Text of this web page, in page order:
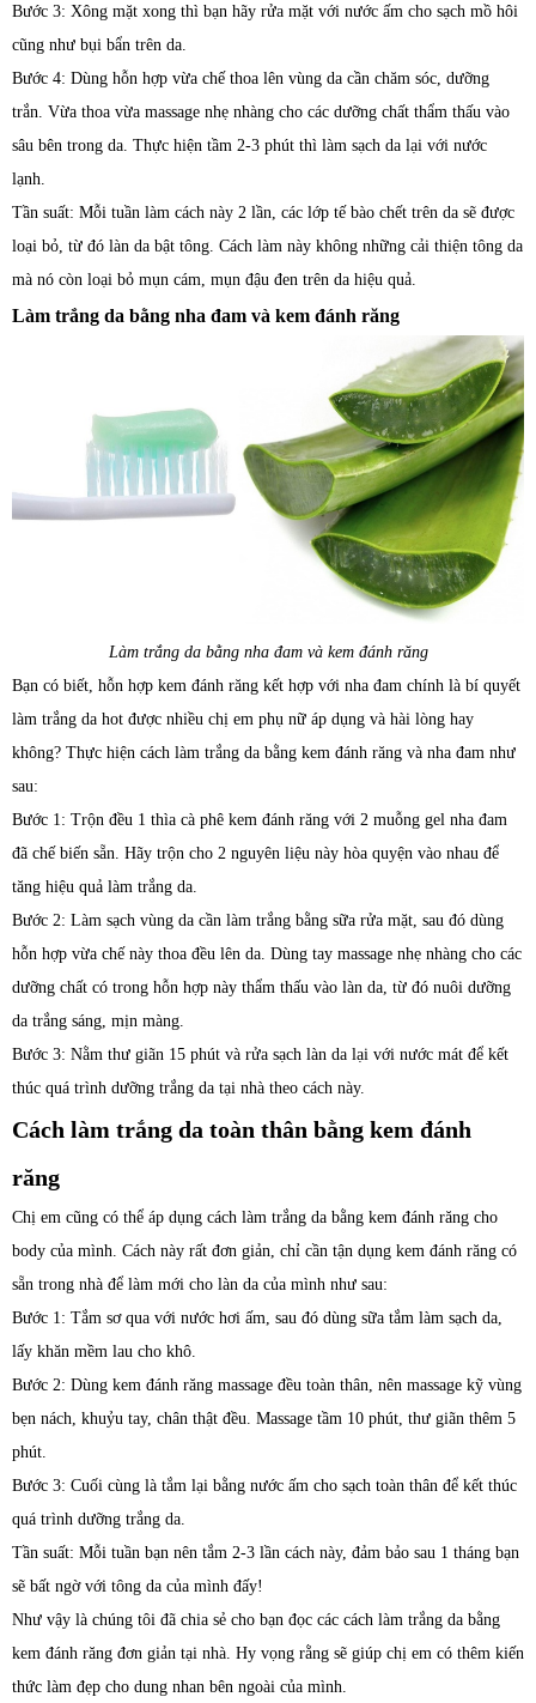
Bước 3: Xông mặt xong thì bạn hãy rửa mặt với nước ấm cho sạch mồ hôi
cũng như bụi bẩn trên da.
Bước 4: Dùng hỗn hợp vừa chế thoa lên vùng da cần chăm sóc, dưỡng
trắn. Vừa thoa vừa massage nhẹ nhàng cho các dưỡng chất thẩm thấu vào
sâu bên trong da. Thực hiện tầm 2-3 phút thì làm sạch da lại với nước
lạnh.
Tần suất: Mỗi tuần làm cách này 2 lần, các lớp tế bào chết trên da sẽ được
loại bỏ, từ đó làn da bật tông. Cách làm này không những cải thiện tông da
mà nó còn loại bỏ mụn cám, mụn đậu đen trên da hiệu quả.
Làm trắng da bằng nha đam và kem đánh răng
Làm trắng da bằng nha đam và kem đánh răng
Bạn có biết, hỗn hợp kem đánh răng kết hợp với nha đam chính là bí quyết
làm trắng da hot được nhiều chị em phụ nữ áp dụng và hài lòng hay
không? Thực hiện cách làm trắng da bằng kem đánh răng và nha đam như
sau:
Bước 1: Trộn đều 1 thìa cà phê kem đánh răng với 2 muỗng gel nha đam
đã chế biến sẵn. Hãy trộn cho 2 nguyên liệu này hòa quyện vào nhau để
tăng hiệu quả làm trắng da.
Bước 2: Làm sạch vùng da cần làm trắng bằng sữa rửa mặt, sau đó dùng
hỗn hợp vừa chế này thoa đều lên da. Dùng tay massage nhẹ nhàng cho các
dưỡng chất có trong hỗn hợp này thẩm thấu vào làn da, từ đó nuôi dưỡng
da trắng sáng, mịn màng.
Bước 3: Nằm thư giãn 15 phút và rửa sạch làn da lại với nước mát để kết
thúc quá trình dưỡng trắng da tại nhà theo cách này.
Cách làm trắng da toàn thân bằng kem đánh
răng
Chị em cũng có thể áp dụng cách làm trắng da bằng kem đánh răng cho
body của mình. Cách này rất đơn giản, chỉ cần tận dụng kem đánh răng có
sẵn trong nhà để làm mới cho làn da của mình như sau:
Bước 1: Tắm sơ qua với nước hơi ấm, sau đó dùng sữa tắm làm sạch da,
lấy khăn mềm lau cho khô.
Bước 2: Dùng kem đánh răng massage đều toàn thân, nên massage kỹ vùng
bẹn nách, khuỷu tay, chân thật đều. Massage tầm 10 phút, thư giãn thêm 5
phút.
Bước 3: Cuối cùng là tắm lại bằng nước ấm cho sạch toàn thân để kết thúc
quá trình dưỡng trắng da.
Tần suất: Mỗi tuần bạn nên tắm 2-3 lần cách này, đảm bảo sau 1 tháng bạn
sẽ bất ngờ với tông da của mình đấy!
Như vậy là chúng tôi đã chia sẻ cho bạn đọc các cách làm trắng da bằng
kem đánh răng đơn giản tại nhà. Hy vọng rằng sẽ giúp chị em có thêm kiến
thức làm đẹp cho dung nhan bên ngoài của mình.